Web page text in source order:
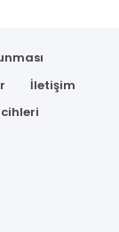
İletişim